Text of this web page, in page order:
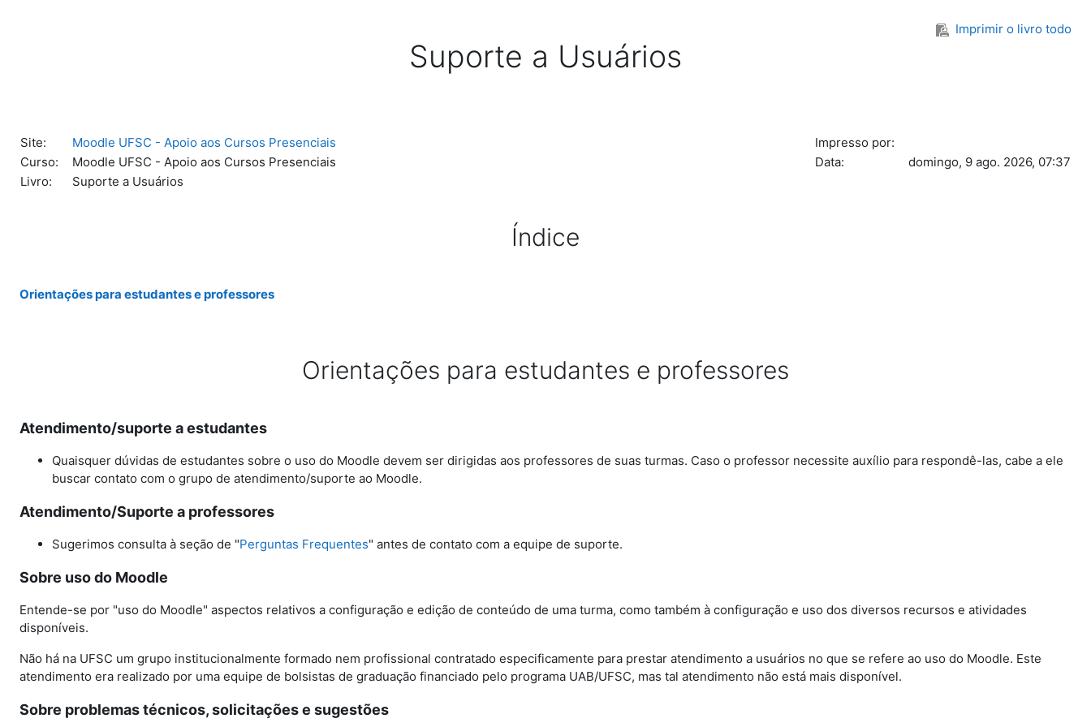
Imprimir o livro todo
Suporte a Usuários
Site:
Moodle UFSC - Apoio aos Cursos Presenciais
Curso:
Moodle UFSC - Apoio aos Cursos Presenciais
Livro:
Suporte a Usuários
Impresso por:
Data:
domingo, 9 ago. 2026, 07:37
Índice
Orientações para estudantes e professores
Orientações para estudantes e professores
Atendimento/suporte a estudantes
Quaisquer dúvidas de estudantes sobre o uso do Moodle devem ser dirigidas aos professores de suas turmas. Caso o professor necessite auxílio para respondê-las, cabe a ele
buscar contato com o grupo de atendimento/suporte ao Moodle.
Atendimento/Suporte a professores
Sugerimos consulta à seção de "Perguntas Frequentes" antes de contato com a equipe de suporte.
Sobre uso do Moodle
Entende-se por "uso do Moodle" aspectos relativos a configuração e edição de conteúdo de uma turma, como também à configuração e uso dos diversos recursos e atividades
disponíveis.
Não há na UFSC um grupo institucionalmente formado nem profissional contratado especificamente para prestar atendimento a usuários no que se refere ao uso do Moodle. Este
atendimento era realizado por uma equipe de bolsistas de graduação financiado pelo programa UAB/UFSC, mas tal atendimento não está mais disponível.
Sobre problemas técnicos, solicitações e sugestões